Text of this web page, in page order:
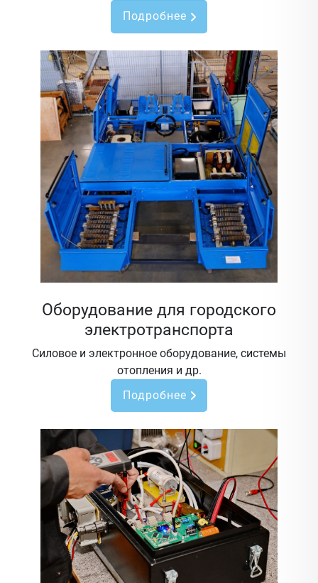
Подробнее
Оборудование для городского
электротранспорта
Силовое и электронное оборудование, системы
отопления и др.
Подробнее